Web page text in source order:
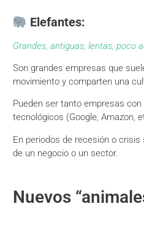
Elefantes:
Grandes, antiguas, lentas, poco
Son grandes empresas que
movimiento y comparten una
Pueden ser tanto empresas
tecnológicos (Google, Amazon,
En periodos de recesión o
de un negocio o un sector.
Nuevos